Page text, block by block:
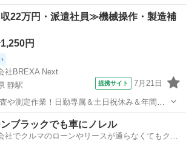
た。蚊帳もついています。カ…
大野城駅 ベビー用品
22万円・派遣社員≫機械操作・製造補
円
社BREXA Next
静駅
提携サイト 7月21日
や測定作業！日勤専属＆土日祝休み＆年間休
内作業★マイカー通勤OK＆無料駐車場あり
制度あり！《茨城県常陸大宮市》 人気の
製造工...
静駅 その他
ンブラックでも車にノレル
社でクルマのローンやリースが通らなくてもクル